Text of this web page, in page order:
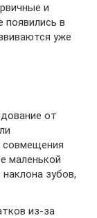
и
появились в
уже
от
совмещения
маленькой
зубов,
из-за